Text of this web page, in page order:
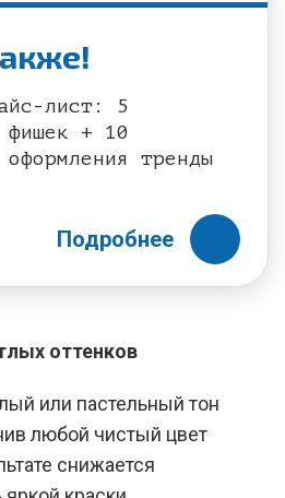
лист: 5
фишек + 10
тренды
Подробнее
оттенков
или пастельный тон
любой чистый цвет
снижается